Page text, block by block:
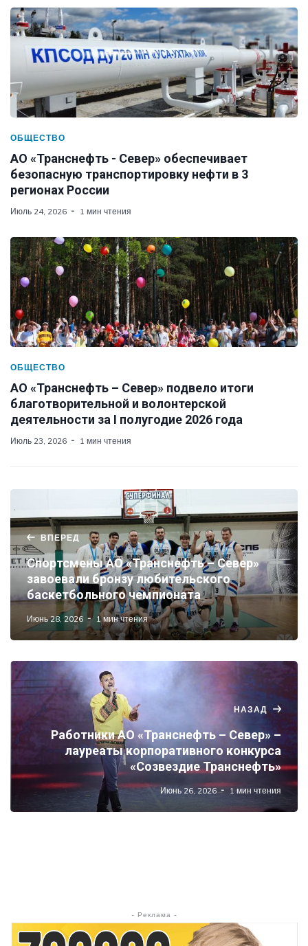
ОБЩЕСТВО
АО «Транснефть - Север» обеспечивает
безопасную транспортировку нефти в 3
регионах России
Июль 24, 2026 1 мин чтения
ОБЩЕСТВО
АО «Транснефть – Север» подвело итоги
благотворительной и волонтерской
деятельности за I полугодие 2026 года
Июль 23, 2026 1 мин чтения
ВПЕРЕД
Спортсмены АО «Транснефть – Север»
завоевали бронзу любительского
баскетбольного чемпионата
Июнь 28, 2026 1 мин чтения
НАЗАД
Работники АО «Транснефть – Север» –
лауреаты корпоративного конкурса
«Созвездие Транснефть»
Июнь 26, 2026 1 мин чтения
- Реклама -